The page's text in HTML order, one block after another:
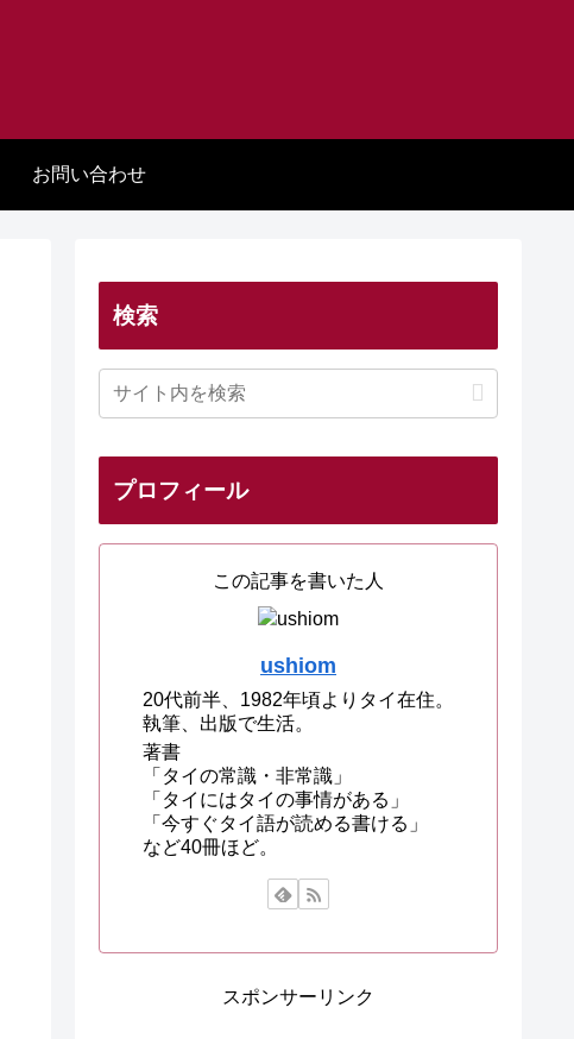
お問い合わせ
検索
プロフィール
この記事を書いた人
ushiom
20代前半、1982年頃よりタイ在住。
執筆、出版で生活。
著書
「タイの常識・非常識」
「タイにはタイの事情がある」
「今すぐタイ語が読める書ける」
など40冊ほど。
スポンサーリンク